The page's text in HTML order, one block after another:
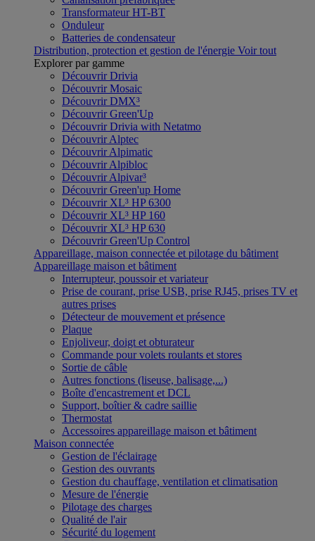
Transformateur HT-BT
Onduleur
Batteries de condensateur
Distribution, protection et gestion de l'énergie Voir tout
Explorer par gamme
Découvrir Drivia
Découvrir Mosaic
Découvrir DMX³
Découvrir Green'Up
Découvrir Drivia with Netatmo
Découvrir Alptec
Découvrir Alpimatic
Découvrir Alpibloc
Découvrir Alpivar³
Découvrir Green'up Home
Découvrir XL³ HP 6300
Découvrir XL³ HP 160
Découvrir XL³ HP 630
Découvrir Green'Up Control
Appareillage, maison connectée et pilotage du bâtiment
Appareillage maison et bâtiment
Interrupteur, poussoir et variateur
Prise de courant, prise USB, prise RJ45, prises TV et
autres prises
Détecteur de mouvement et présence
Plaque
Enjoliveur, doigt et obturateur
Commande pour volets roulants et stores
Sortie de câble
Autres fonctions (liseuse, balisage,...)
Boîte d'encastrement et DCL
Support, boîtier & cadre saillie
Thermostat
Accessoires appareillage maison et bâtiment
Maison connectée
Gestion de l'éclairage
Gestion des ouvrants
Gestion du chauffage, ventilation et climatisation
Mesure de l'énergie
Pilotage des charges
Qualité de l'air
Sécurité du logement